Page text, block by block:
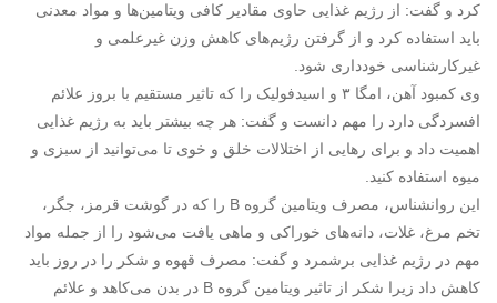
کرد و گفت: از رژیم غذایی حاوی مقادیر کافی ویتامین‌ها و مواد معدنی
باید استفاده کرد و از گرفتن رژیم‌های کاهش وزن غیرعلمی و
غیرکارشناسی خودداری شود.
وی کمبود آهن، امگا ۳ و اسیدفولیک را که تاثیر مستقیم با بروز علائم
افسردگی دارد را مهم دانست و گفت: هر چه بیشتر باید به رژیم غذایی‌
اهمیت داد و برای رهایی از اختلالات خلق و خوی تا می‌توانید از سبزی و
میوه استفاده کنید.
این روانشناس، مصرف ویتامین گروه B را که در گوشت قرمز، جگر،
تخم مرغ، غلات، دانه‌های خوراکی و ماهی یافت می‌شود را از جمله مواد
مهم در رژیم غذایی‌ برشمرد و گفت: مصرف قهوه و شکر را در روز باید
کاهش داد زیرا شکر از تاثیر ویتامین گروه B در بدن می‌کاهد و علائم